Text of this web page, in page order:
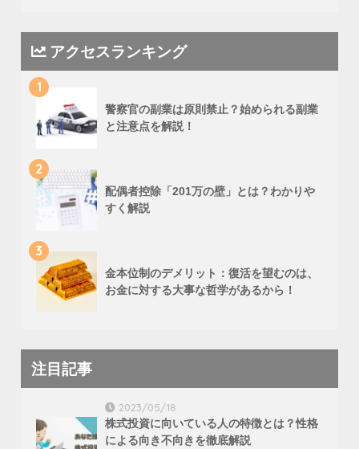
アクセスランキング
1
警察官の副業は原則禁止？始められる副業
と注意点を解説！
2
配偶者控除「201万の壁」とは？わかりや
すく解説
3
金本位制のデメリット：復活を望むのは、
お金に対する大事な哲学があるから！
注目記事
2023/05/18
株式投資に向いている人の特徴とは？性格
による向き不向きを徹底解説